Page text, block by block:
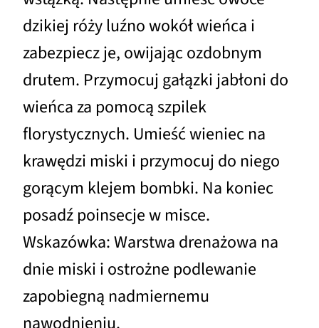
dzikiej róży luźno wokół wieńca i
zabezpiecz je, owijając ozdobnym
drutem. Przymocuj gałązki jabłoni do
wieńca za pomocą szpilek
florystycznych. Umieść wieniec na
krawędzi miski i przymocuj do niego
gorącym klejem bombki. Na koniec
posadź poinsecje w misce.
Wskazówka: Warstwa drenażowa na
dnie miski i ostrożne podlewanie
zapobiegną nadmiernemu